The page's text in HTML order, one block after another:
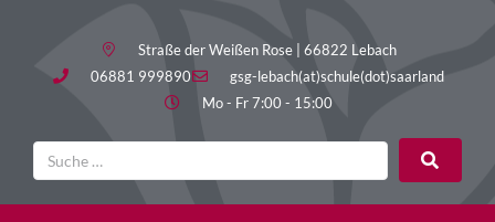
Straße der Weißen Rose | 66822 Lebach
06881 999890
gsg-lebach(at)schule(dot)saarland
Mo - Fr 7:00 - 15:00